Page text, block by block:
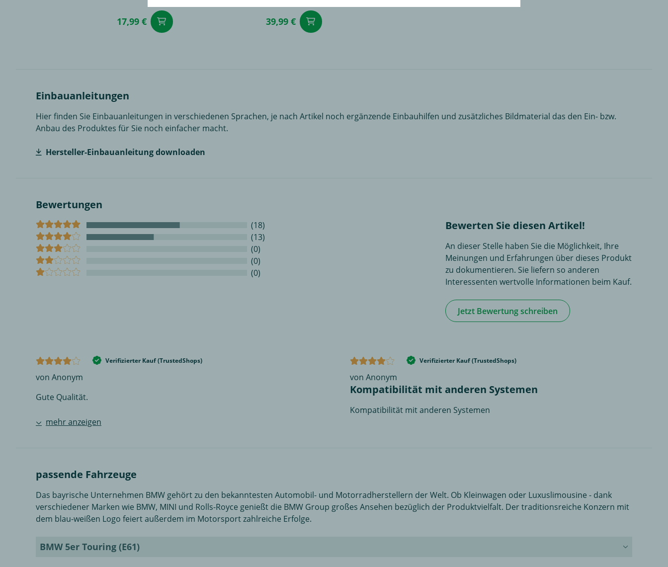
17,99 € 39,99 €
Einbauanleitungen
Hier finden Sie Einbauanleitungen in verschiedenen Sprachen, je nach Artikel noch ergänzende Einbauhilfen und zusätzliches Bildmaterial das den Ein- bzw.
Anbau des Produktes für Sie noch einfacher macht.
Hersteller-Einbauanleitung downloaden
Bewertungen
(18)
(13)
(0)
(0)
(0)
Bewerten Sie diesen Artikel!
An dieser Stelle haben Sie die Möglichkeit, Ihre
Meinungen und Erfahrungen über dieses Produkt
zu dokumentieren. Sie liefern so anderen
Interessenten wertvolle Informationen beim Kauf.
Jetzt Bewertung schreiben
Verifizierter Kauf (TrustedShops)
von Anonym
Gute Qualität.
Verifizierter Kauf (TrustedShops)
von Anonym
Kompatibilität mit anderen Systemen
Kompatibilität mit anderen Systemen
mehr anzeigen
passende Fahrzeuge
Das bayrische Unternehmen BMW gehört zu den bekanntesten Automobil- und Motorradherstellern der Welt. Ob Kleinwagen oder Luxuslimousine - dank
verschiedener Marken wie BMW, MINI und Rolls-Royce genießt die BMW Group großes Ansehen bezüglich der Produktvielfalt. Der traditionsreiche Konzern mit
dem blau-weißen Logo feiert außerdem im Motorsport zahlreiche Erfolge.
BMW 5er Touring (E61)